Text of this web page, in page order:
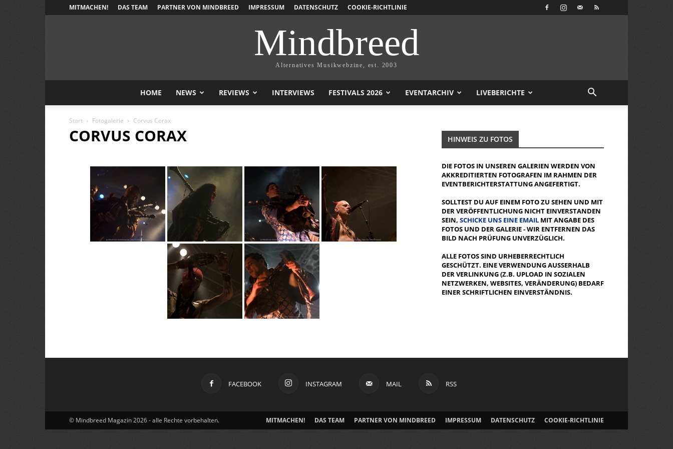
MITMACHEN! DAS TEAM PARTNER VON MINDBREED IMPRESSUM DATENSCHUTZ COOKIE-RICHTLINIE
Mindbreed
Alternatives Musikwebzine, est. 2003
HOME NEWS REVIEWS INTERVIEWS FESTIVALS 2026 EVENTARCHIV LIVEBERICHTE
Start Fotogalerie Corvus Corax
CORVUS CORAX HINWEIS ZU FOTOS
DIE FOTOS IN UNSEREN GALERIEN WERDEN VON
AKKREDITIERTEN FOTOGRAFEN IM RAHMEN DER
EVENTBERICHTERSTATTUNG ANGEFERTIGT.
SOLLTEST DU AUF EINEM FOTO ZU SEHEN UND MIT
DER VERÖFFENTLICHUNG NICHT EINVERSTANDEN
SEIN, SCHICKE UNS EINE EMAIL MIT ANGABE DES
FOTOS UND DER GALERIE - WIR ENTFERNEN DAS
BILD NACH PRÜFUNG UNVERZÜGLICH.
ALLE FOTOS SIND URHEBERRECHTLICH
GESCHÜTZT. EINE VERWENDUNG AUSSERHALB D
ER VERLINKUNG (Z.B. UPLOAD IN SOZIALEN N
ETZWERKEN, WEBSITES, VERÄNDERUNG) BEDARF E
INER SCHRIFTLICHEN EINVERSTÄNDNIS.
FACEBOOK INSTAGRAM MAIL RSS
MITMACHEN! DAS TEAM PARTNER VON MINDBREED IMPRESSUM DATENSCHUTZ COOKIE-RICHTLINIE
© Mindbreed Magazin 2026 - alle Rechte vorbehalten.